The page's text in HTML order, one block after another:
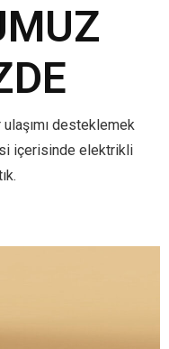
desteklemek
içerisinde elektrikli